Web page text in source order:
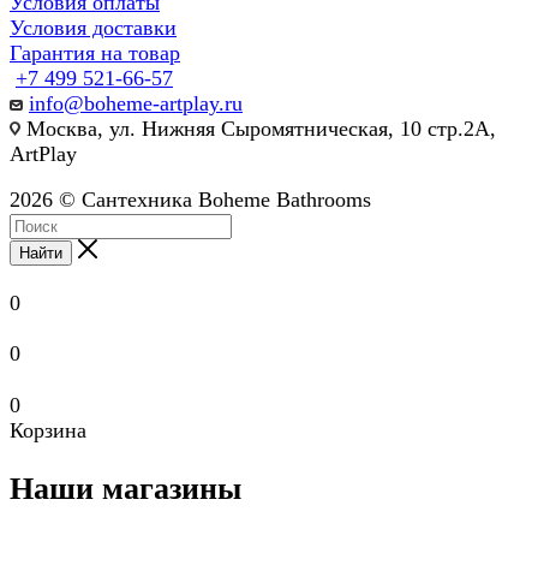
Условия доставки
Гарантия на товар
+7 499 521-66-57
info@boheme-artplay.ru
Москва, ул. Нижняя Сыромятническая, 10 стр.2А,
ArtPlay
2026 © Сантехника Boheme Bathrooms
Найти
0
0
0
Корзина
Наши магазины